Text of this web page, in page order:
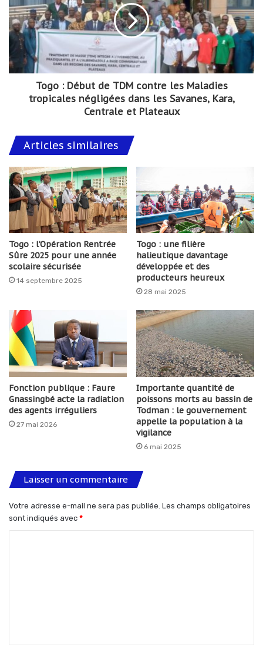
Togo : Début de TDM contre les Maladies
tropicales négligées dans les Savanes, Kara,
Centrale et Plateaux
Articles similaires
Togo : l’Opération Rentrée
Sûre 2025 pour une année
scolaire sécurisée
14 septembre 2025
Togo : une filière
halieutique davantage
développée et des
producteurs heureux
28 mai 2025
Fonction publique : Faure
Gnassingbé acte la radiation
des agents irréguliers
27 mai 2026
Importante quantité de
poissons morts au bassin de
Todman : le gouvernement
appelle la population à la
vigilance
6 mai 2025
Laisser un commentaire
Votre adresse e-mail ne sera pas publiée. Les champs obligatoires
sont indiqués avec *
t